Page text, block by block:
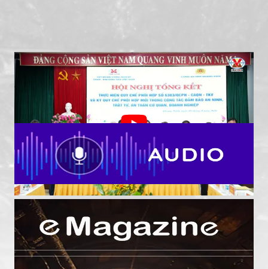
TKV - Công an tỉnh Quảng Ninh tiếp tục nâng cao
hiệu quả phối hợp bảo đảm an ninh, an toàn khai